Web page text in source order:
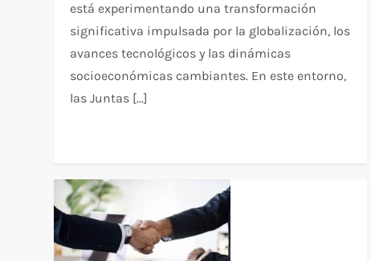
está experimentando una transformación
significativa impulsada por la globalización, los
avances tecnológicos y las dinámicas
socioeconómicas cambiantes. En este entorno,
las Juntas […]